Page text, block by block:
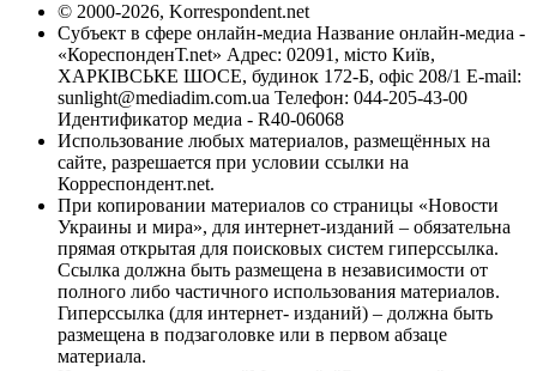
© 2000-2026, Korrespondent.net
Субъект в сфере онлайн-медиа Название онлайн-медиа -
«КореспонденТ.net» Адрес: 02091, місто Київ,
ХАРКІВСЬКЕ ШОСЕ, будинок 172-Б, офіс 208/1 E-mail:
sunlight@mediadim.com.ua Телефон: 044-205-43-00
Идентификатор медиа - R40-06068
Использование любых материалов, размещённых на
сайте, разрешается при условии ссылки на
Корреспондент.net.
При копировании материалов со страницы «Новости
Украины и мира», для интернет-изданий – обязательна
прямая открытая для поисковых систем гиперссылка.
Ссылка должна быть размещена в независимости от
полного либо частичного использования материалов.
Гиперссылка (для интернет- изданий) – должна быть
размещена в подзаголовке или в первом абзаце
материала.